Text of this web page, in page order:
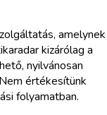
amelynek
kizárólag a
nyilvánosan
értékesítünk
folyamatban.